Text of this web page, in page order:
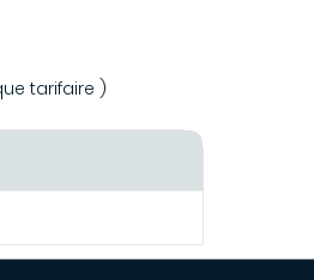
tarifaire )